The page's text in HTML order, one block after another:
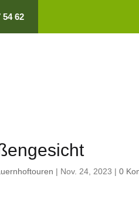
54 62
| Nov. 24, 2023 |0